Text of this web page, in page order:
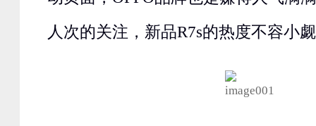
人次的关注，新品R7s的热度不容小